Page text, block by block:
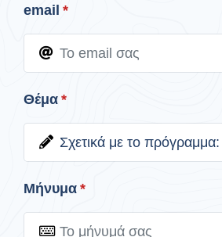
email *
Θέμα *
Μήνυμα *